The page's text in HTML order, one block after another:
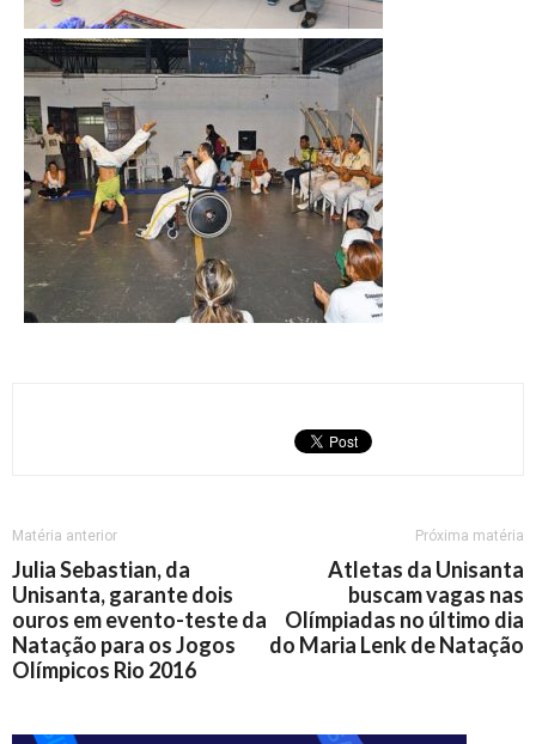
Matéria anterior
Julia Sebastian, da
Unisanta, garante dois
ouros em evento-teste da
Natação para os Jogos
Olímpicos Rio 2016
Próxima matéria
Atletas da Unisanta
buscam vagas nas
Olímpiadas no último dia
do Maria Lenk de Natação